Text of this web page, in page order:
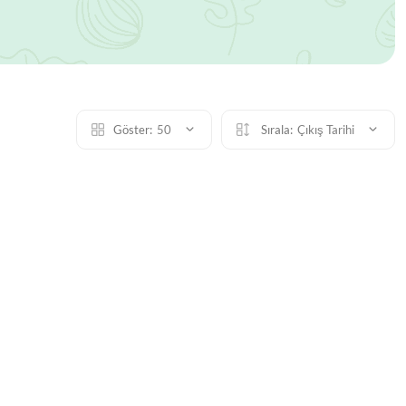
Göster: 50 Sırala: Çıkış Tarihi